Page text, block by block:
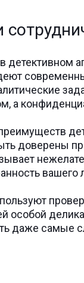
детективном
а
доверены
вашего
особой
даже самые